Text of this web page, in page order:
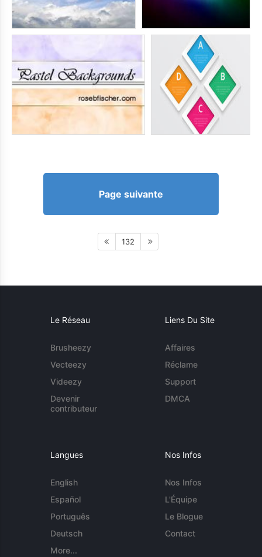
Page suivante
132
Le Réseau
Brusheezy
Vecteezy
Videezy
Devenir
contributeur
Liens Du Site
Affaires
Réclame
Support
DMCA
Langues
English
Español
Português
Deutsch
More...
Nos Infos
Nos Infos
L'Équipe
Le Blogue
Contact